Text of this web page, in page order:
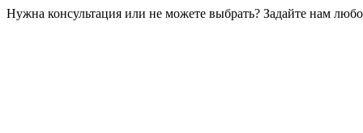
Нужна консультация или не можете выбрать? Задайте нам